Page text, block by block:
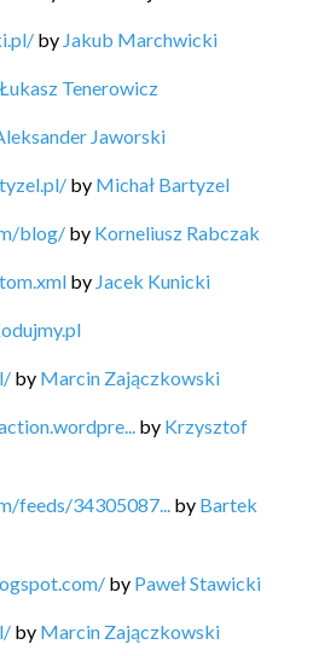
by Jakub Marchwicki
Łukasz Tenerowicz
Jaworski
by Michał Bartyzel
blog/ by Korneliusz Rabczak
by Jacek Kunicki
by Marcin Zajączkowski
by Krzysztof
feeds/34305087... by Bartek
by Paweł Stawicki
by Marcin Zajączkowski